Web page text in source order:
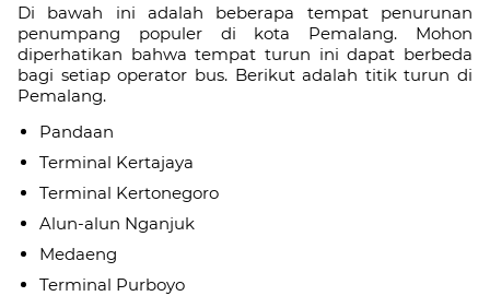
Di bawah ini adalah beberapa tempat penurunan
penumpang populer di kota Pemalang. Mohon
diperhatikan bahwa tempat turun ini dapat berbeda
bagi setiap operator bus. Berikut adalah titik turun di
Pemalang.
Pandaan
Terminal Kertajaya
Terminal Kertonegoro
Alun-alun Nganjuk
Medaeng
Terminal Purboyo